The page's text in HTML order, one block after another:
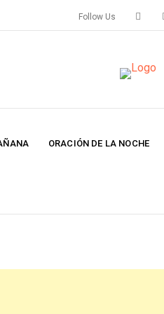
Follow Us
ORACIÓN DE LA NOCHE